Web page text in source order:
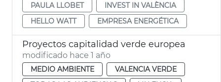
PAULA LLOBET
INVEST IN VALÈNCIA
HELLO WATT
EMPRESA ENERGÉTICA
Proyectos capitalidad verde europea
modificado hace 1 año
MEDIO AMBIENTE
VALENCIA VERDE